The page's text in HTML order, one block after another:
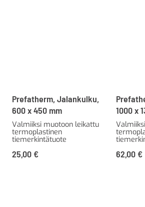
Prefatherm, Jalankulku,
600 x 450 mm
Valmiiksi muotoon leikattu
termoplastinen
tiemerkintätuote
25,00 €
1000 x
62,00 €